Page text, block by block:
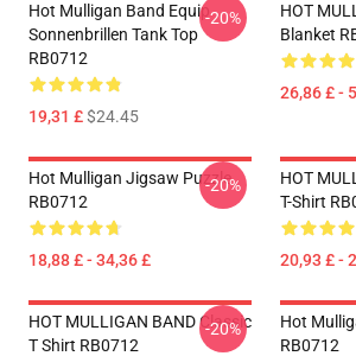
Hot Mulligan Band Equip
Sonnenbrillen Tank Top
RB0712
19,31 £$24.45
-20%
HOT
Blanket
26,86 £ -
Hot Mulligan Jigsaw Puzzle
RB0712
18,88 £ - 34,36 £
-20%
HOT
T-Shirt
20,93 £ -
HOT MULLIGAN BAND Classic
T Shirt RB0712
-20%
Hot
RB0712